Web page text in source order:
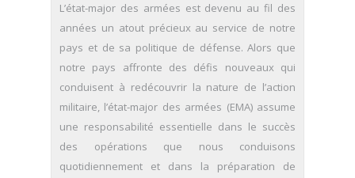
L’état-major des armées est devenu au fil des
années un atout précieux au service de notre
pays et de sa politique de défense. Alors que
notre pays affronte des défis nouveaux qui
conduisent à redécouvrir la nature de l’action
militaire, l’état-major des armées (EMA) assume
une responsabilité essentielle dans le succès
des opérations que nous conduisons
quotidiennement et dans la préparation de